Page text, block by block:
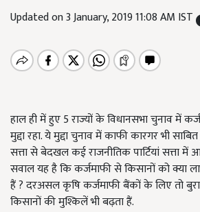
Updated on 3 January, 2019 11:08 AM IST
हाल ही में हुए 5 राज्यों के विधानसभा चुनाव में
मुद्दा रहा. ये मुद्दा चुनाव में काफी कारगर भी
सत्ता से बेदखल कई राजनीतिक पार्टियां सत्ता
सवाल यह है कि कर्जमाफी से किसानों को क्या
हैं ? दरअसल कृषि कर्जमाफी बैंकों के लिए तो
किसानों की मुश्किलें भी बढ़ता हैं.